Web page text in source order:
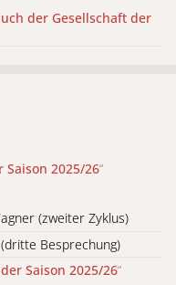
der Gesellschaft der
Saison 2025/26“
(zweiter Zyklus)
Besprechung)
Saison 2025/26“